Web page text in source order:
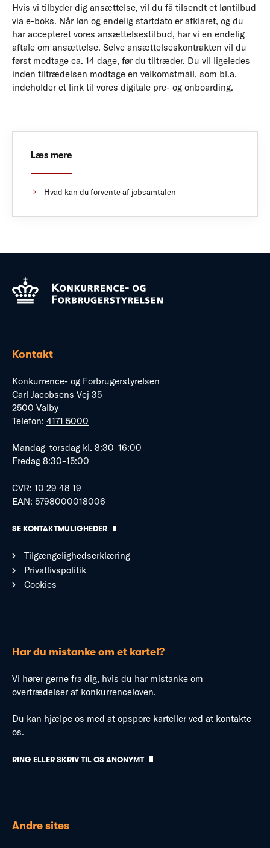
Hvis vi tilbyder dig ansættelse, vil du få tilsendt et løntilbud
via e-boks. Når løn og endelig startdato er afklaret, og du
har accepteret vores ansættelsestilbud, har vi en endelig
aftale om ansættelse. Selve ansættelseskontrakten vil du
først modtage ca. 14 dage, før du tiltræder. Du vil ligeledes
inden tiltrædelsen modtage en velkomstmail, som bl.a.
indeholder et link til vores digitale pre- og onboarding.
Læs mere
Hvad kan du forvente af jobsamtalen
Kontakt
Konkurrence- og Forbrugerstyrelsen
Carl Jacobsens Vej 35
2500 Valby
Telefon: 4171 5000
Mandag–torsdag kl. 8:30–16:00
Fredag 8:30–15:00
CVR: 10 29 48 19
EAN: 5798000018006
SE KONTAKTMULIGHEDER
Tilgængelighedserklæring
Privatlivspolitik
Cookies
Har du mistanke om et kartel?
Vi hører gerne fra dig, hvis du har mistanke om
overtrædelser af konkurrenceloven.
Du kan hjælpe os med at opspore karteller ved at kontakte
os.
RING ELLER SKRIV TIL OS ANONYMT
Andre sites